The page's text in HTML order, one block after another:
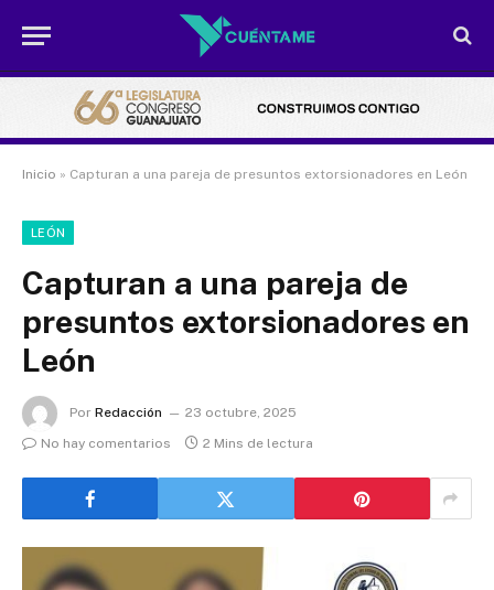
Inicio » Capturan a una pareja de presuntos extorsionadores en León
LEÓN
Capturan a una pareja de
presuntos extorsionadores en
León
Por Redacción
23 octubre, 2025
No hay comentarios
2 Mins de lectura